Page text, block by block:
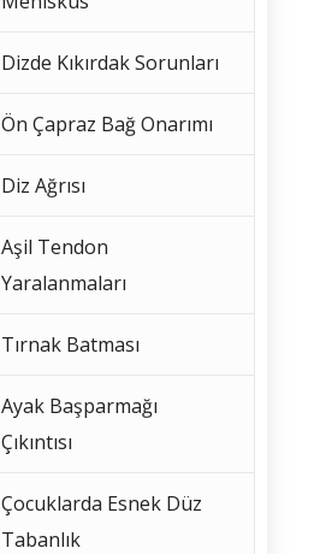
Dizde Kıkırdak Sorunları
Ön Çapraz Bağ Onarımı
Diz Ağrısı
Aşil Tendon
Yaralanmaları
Tırnak Batması
Ayak Başparmağı
Çıkıntısı
Çocuklarda Esnek Düz
Tabanlık